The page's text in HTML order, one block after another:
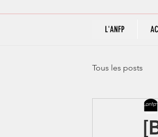
L'ANFP
Tous les posts